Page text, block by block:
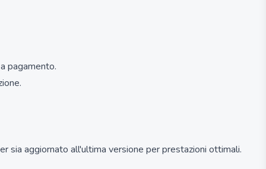
pagamento.
sia aggiornato all'ultima versione per prestazioni ottimali.